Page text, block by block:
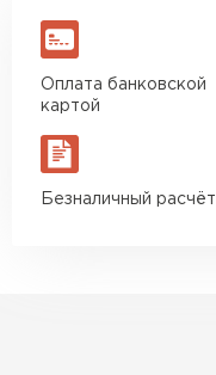
Оплата банковской
картой
Безналичный расчёт